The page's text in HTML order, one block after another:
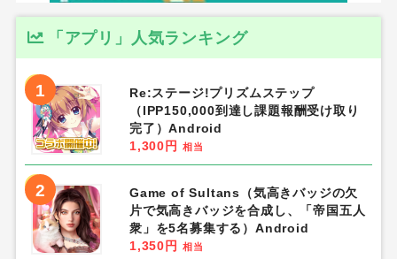
「アプリ」人気ランキング
1
Re:ステージ!プリズムステップ
（IPP150,000到達し課題報酬受け取り
完了）Android
1,300円
相当
2
Game of Sultans（気高きバッジの欠
片で気高きバッジを合成し、「帝国五人
衆」を5名募集する）Android
1,350円
相当